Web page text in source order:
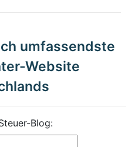
umfassendste
Website
Blog: